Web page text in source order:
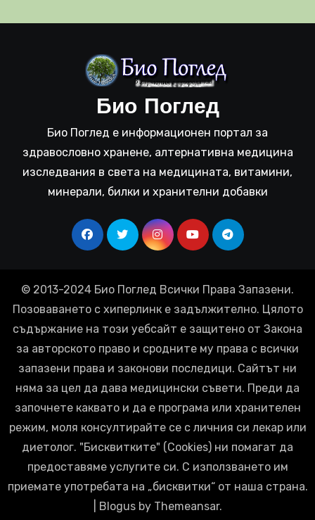
Био Поглед
Био Поглед е информационен портал за
здравословно хранене, алтернативна медицина
изследвания в света на медицината, витамини,
минерали, билки и хранителни добавки
© 2013-2024 Био Поглед Всички Права Запазени.
Позоваването с хиперлинк е задължително. Цялото
съдържание на този уебсайт е защитено от Закона
за авторското право и сродните му права с всички
запазени права и законови последици. Сайтът ни
няма за цел да дава медицински съвети. Преди да
започнете каквато и да е програма или хранителен
режим, моля консултирайте се с личния си лекар или
диетолог. "Бисквитките" (Cookies) ни помагат да
предоставяме услугите си. С използването им
приемате употребата на „бисквитки“ от наша страна.
Blogusby Themeansar.